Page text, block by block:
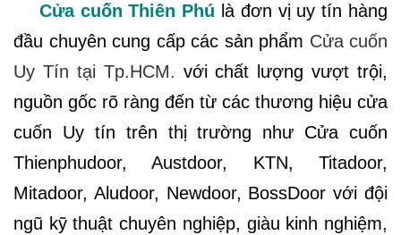
Cửa cuốn Thiên Phú là đơn vị uy tín hàng
đầu chuyên cung cấp các sản phẩm Cửa cuốn
Uy Tín tại Tp.HCM. với chất lượng vượt trội,
nguồn gốc rõ ràng đến từ các thương hiệu cửa
cuốn Uy tín trên thị trường như Cửa cuốn
Thienphudoor, Austdoor, KTN, Titadoor,
Mitadoor, Aludoor, Newdoor, BossDoor với đội
ngũ kỹ thuật chuyên nghiệp, giàu kinh nghiệm,